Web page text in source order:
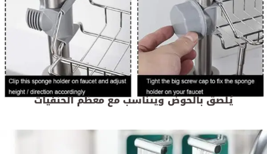
يُلصق بالحوض ويتناسب مع معظم الحنفيات